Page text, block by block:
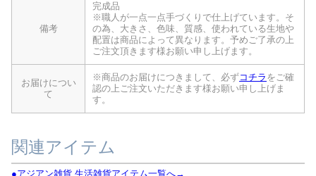
備考
完成品
※職人が一点一点手づくりで仕上げています。そ
の為、大きさ、色味、質感、使われている生地や
配置は商品によって異なります。予めご了承の上
ご注文頂きます様お願い申し上げます。
お届けについ
て
※商品のお届けにつきまして、必ずコチラ をご確
認の上ご注文いただきます様お願い申し上げま
す。
関連アイテム
●アジアン雑貨 生活雑貨アイテム一覧へ→